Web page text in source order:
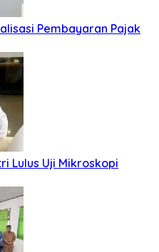
Pembayaran Pajak
Lulus Uji Mikroskopi